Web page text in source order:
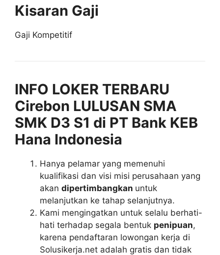
Kisaran Gaji
Gaji Kompetitif
INFO LOKER TERBARU
Cirebon LULUSAN SMA
SMK D3 S1 di PT Bank KEB
Hana Indonesia
Hanya pelamar yang memenuhi
kualifikasi dan visi misi perusahaan yang
akan dipertimbangkan untuk
melanjutkan ke tahap selanjutnya.
Kami mengingatkan untuk selalu berhati-
hati terhadap segala bentuk penipuan,
karena pendaftaran lowongan kerja di
Solusikerja.net adalah gratis dan tidak